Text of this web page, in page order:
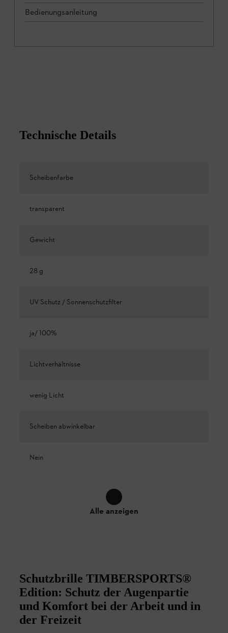
Bedienungsanleitung
Technische Details
Scheibenfarbe
transparent
Gewicht
28 g
UV Schutz / Sonnenschutzfilter
ja/ 100%
Lichtverhältnisse
wenig Licht
Scheiben abwinkelbar
Nein
Alle anzeigen
Schutzbrille TIMBERSPORTS®
Edition: Schutz der Augenpartie
und Komfort bei der Arbeit und in
der Freizeit